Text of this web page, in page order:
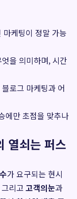
케팅이 정말 가능
을 의미하며, 시간
로그 마케팅과 어
에만 초점을 맞추나
열쇠는 퍼스
가 요구되는 현시
리고 고객의눈과